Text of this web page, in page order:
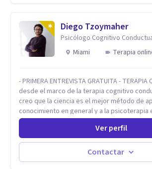
Diego Tzoymaher
Psicólogo Cognitivo
Miami
Terapia
- PRIMERA ENTREVISTA GRATUITA - TERAPIA
desde el marco de la terapia cognitivo
creo que la ciencia es el mejor método de
conocimiento en general y a la psicoterapia
interesan los procesos de cambio
persona pueda alcanzar sus objetivos,
aceptando y modificando sus patrones
emocionales. Abordo patologías
de ansiedad y del ánimo, y también crisis
Ver perfil
Contactar